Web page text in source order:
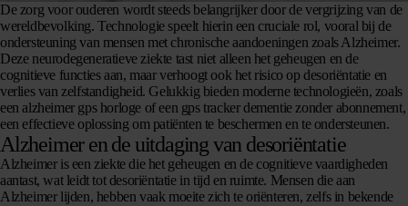
De zorg voor ouderen wordt steeds belangrijker door de vergrijzing van de
wereldbevolking. Technologie speelt hierin een cruciale rol, vooral bij de
ondersteuning van mensen met chronische aandoeningen zoals Alzheimer.
Deze neurodegeneratieve ziekte tast niet alleen het geheugen en de
cognitieve functies aan, maar verhoogt ook het risico op desoriëntatie en
verlies van zelfstandigheid. Gelukkig bieden moderne technologieën, zoals
een alzheimer gps horloge of een gps tracker dementie zonder abonnement,
een effectieve oplossing om patiënten te beschermen en te ondersteunen.
Alzheimer en de uitdaging van desoriëntatie
Alzheimer is een ziekte die het geheugen en de cognitieve vaardigheden
aantast, wat leidt tot desoriëntatie in tijd en ruimte. Mensen die aan
Alzheimer lijden, hebben vaak moeite zich te oriënteren, zelfs in bekende